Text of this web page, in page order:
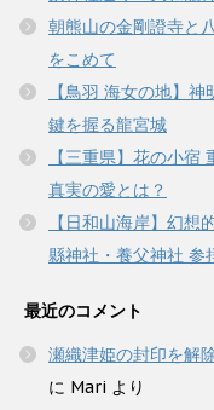
朝熊山の金剛證寺と
をこめて
【鳥羽 海女の地】
鍵を握る龍宮城
【三重県】花の小宿
真実の愛とは？
【日和山海岸】幻
縣神社・養父神社 参
最近のコメント
瀬織津姫の封印を解
に Mari より